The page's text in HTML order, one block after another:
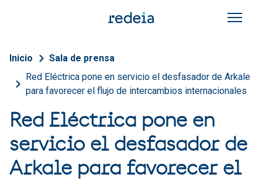
Sobrescribir enlaces de
Inicio
Sala de prensa
Red Eléctrica pone en servicio el desfasador de Arkale
para favorecer el flujo de intercambios internacionales
Red Eléctrica pone en
servicio el desfasador de
Arkale para favorecer el